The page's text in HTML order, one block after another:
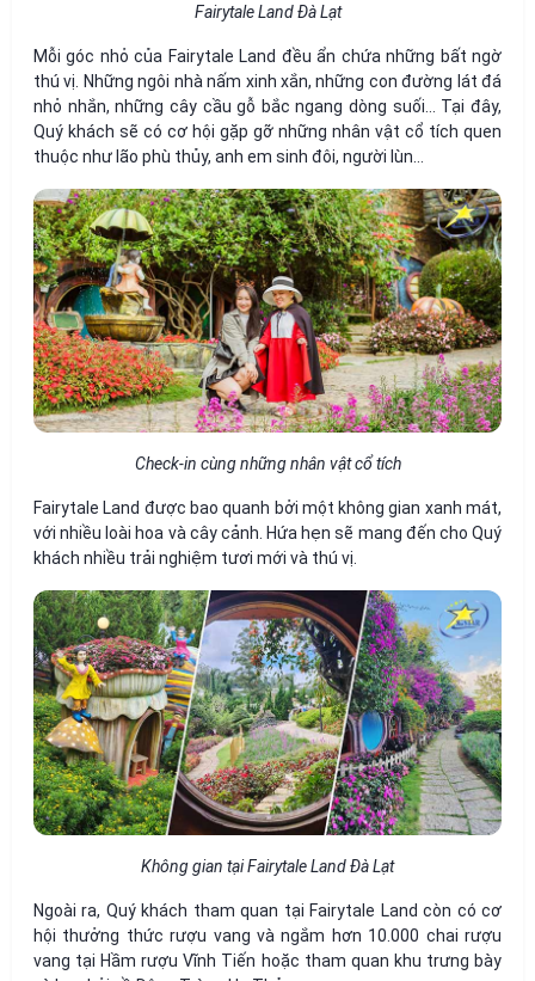
Fairytale Land Đà Lạt
Mỗi góc nhỏ của Fairytale Land đều ẩn chứa những bất ngờ
thú vị. Những ngôi nhà nấm xinh xắn, những con đường lát đá
nhỏ nhắn, những cây cầu gỗ bắc ngang dòng suối… Tại đây,
Quý khách sẽ có cơ hội gặp gỡ những nhân vật cổ tích quen
thuộc như lão phù thủy, anh em sinh đôi, người lùn…
Check-in cùng những nhân vật cổ tích
Fairytale Land được bao quanh bởi một không gian xanh mát,
với nhiều loài hoa và cây cảnh. Hứa hẹn sẽ mang đến cho Quý
khách nhiều trải nghiệm tươi mới và thú vị.
Không gian tại Fairytale Land Đà Lạt
Ngoài ra, Quý khách tham quan tại Fairytale Land còn có cơ
hội thưởng thức rượu vang và ngắm hơn 10.000 chai rượu
vang tại Hầm rượu Vĩnh Tiến hoặc tham quan khu trưng bày